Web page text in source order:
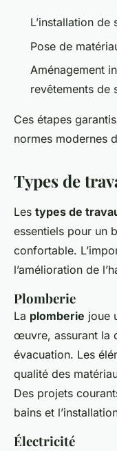
L’installation de
Pose de
Aménagement
revêtements de
Ces étapes
normes modernes
Types de
Les types de
essentiels pour un
confortable.
l’amélioration de
Plomberie
La plomberie joue
œuvre, assurant la
évacuation. Les
qualité des
Des projets
bains et
Électricité